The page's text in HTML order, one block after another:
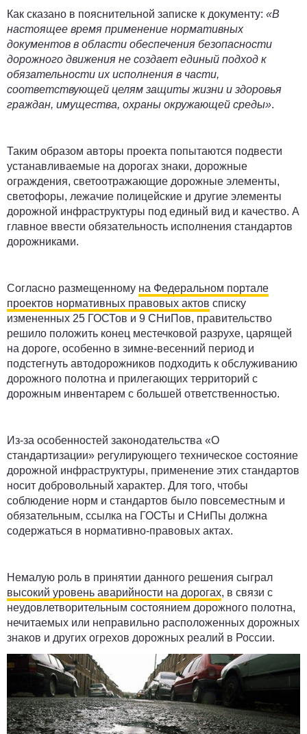
Как сказано в пояснительной записке к документу: «В
настоящее время применение нормативных
документов в области обеспечения безопасности
дорожного движения не создает единый подход к
обязательности их исполнения в части,
соответствующей целям защиты жизни и здоровья
граждан, имущества, охраны окружающей среды».
Таким образом авторы проекта попытаются подвести
устанавливаемые на дорогах знаки, дорожные
ограждения, светоотражающие дорожные элементы,
светофоры, лежачие полицейские и другие элементы
дорожной инфраструктуры под единый вид и качество. А
главное ввести обязательность исполнения стандартов
дорожниками.
Согласно размещенному на Федеральном портале
проектов нормативных правовых актов списку
измененных 25 ГОСТов и 9 СНиПов, правительство
решило положить конец местечковой разрухе, царящей
на дороге, особенно в зимне-весенний период и
подстегнуть автодорожников подходить к обслуживанию
дорожного полотна и прилегающих территорий с
дорожным инвентарем с большей ответственностью.
Из-за особенностей законодательства «О
стандартизации» регулирующего техническое состояние
дорожной инфраструктуры, применение этих стандартов
носит добровольный характер. Для того, чтобы
соблюдение норм и стандартов было повсеместным и
обязательным, ссылка на ГОСТы и СНиПы должна
содержаться в нормативно-правовых актах.
Немалую роль в принятии данного решения сыграл
высокий уровень аварийности на дорогах, в связи с
неудовлетворительным состоянием дорожного полотна,
нечитаемых или неправильно расположенных дорожных
знаков и других огрехов дорожных реалий в России.